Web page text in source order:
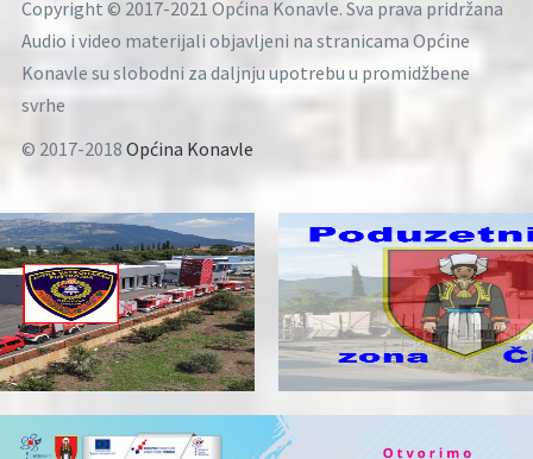
Copyright © 2017-2021 Općina Konavle. Sva prava pridržana
Audio i video materijali objavljeni na stranicama Općine
Konavle su slobodni za daljnju upotrebu u promidžbene
svrhe
© 2017-2018 Općina Konavle